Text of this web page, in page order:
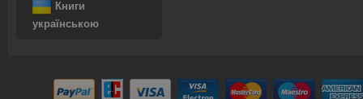
Книги
українською